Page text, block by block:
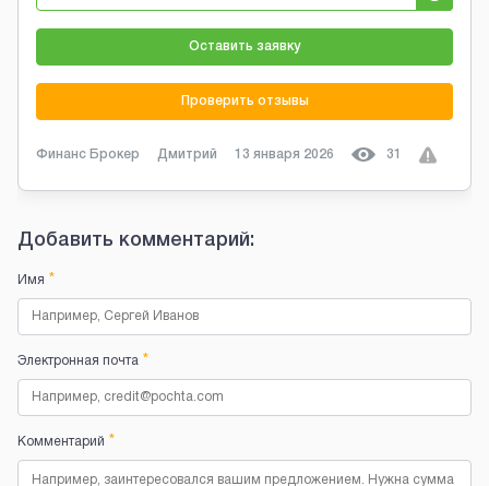
Оставить заявку
Проверить отзывы
Финанс Брокер Дмитрий 13 января 2026 31
Добавить комментарий:
Имя *
Электронная почта *
Комментарий *